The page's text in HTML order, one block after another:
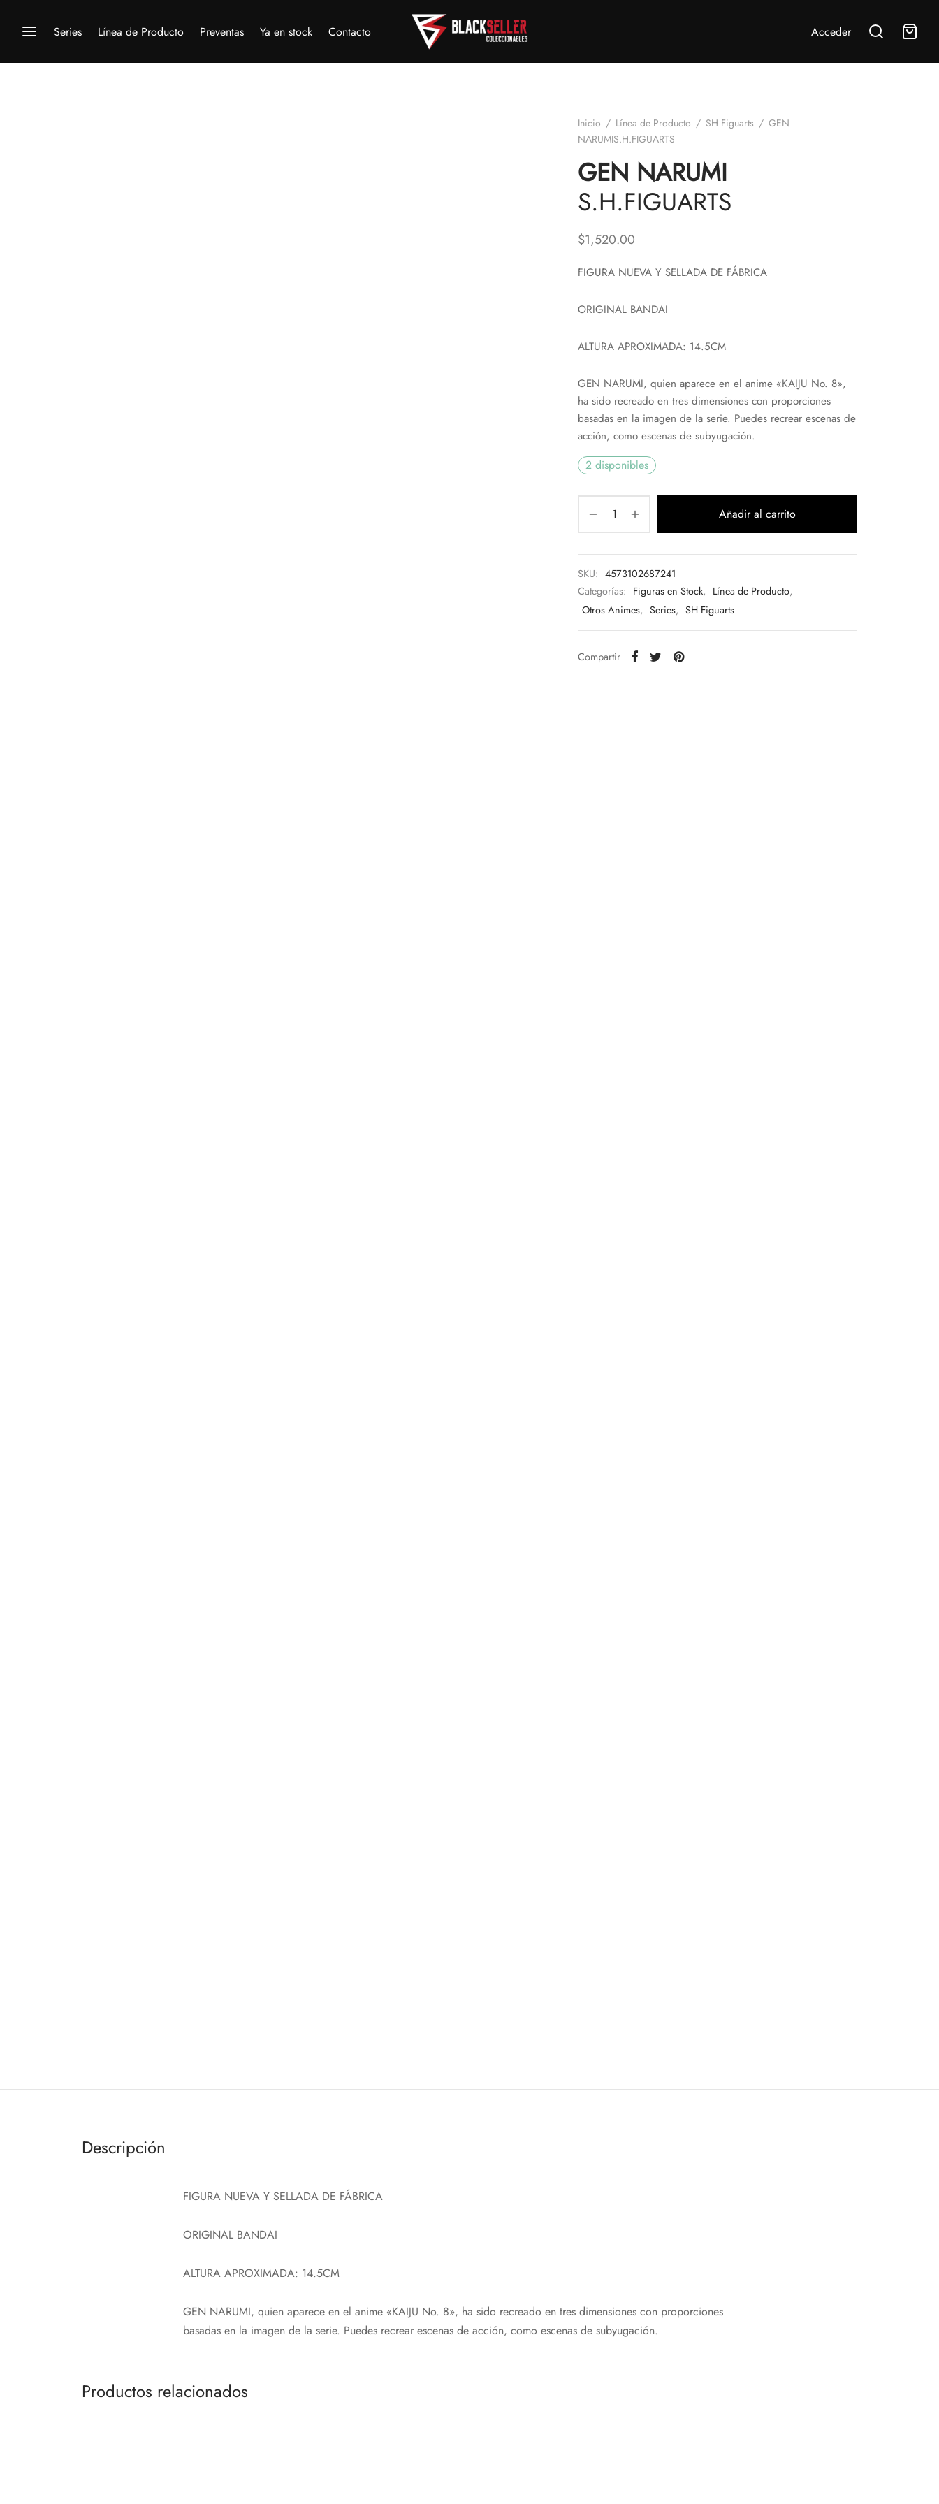
Series Línea de Producto Preventas Ya en stock Contacto Acceder
Inicio / Línea de Producto / SH Figuarts / GEN
NARUMIS.H.FIGUARTS
GEN NARUMI
S.H.FIGUARTS
$1,520.00
FIGURA NUEVA Y SELLADA DE FÁBRICA
ORIGINAL BANDAI
ALTURA APROXIMADA: 14.5CM
GEN NARUMI, quien aparece en el anime «KAIJU No. 8»,
ha sido recreado en tres dimensiones con proporciones
basadas en la imagen de la serie. Puedes recrear escenas de
acción, como escenas de subyugación.
2 disponibles
Añadir al carrito
SKU: 4573102687241
Categorías: Figuras en Stock, Línea de Producto,
Otros Animes, Series, SH Figuarts
Compartir
Descripción
FIGURA NUEVA Y SELLADA DE FÁBRICA
ORIGINAL BANDAI
ALTURA APROXIMADA: 14.5CM
GEN NARUMI, quien aparece en el anime «KAIJU No. 8», ha sido recreado en tres dimensiones con proporciones
basadas en la imagen de la serie. Puedes recrear escenas de acción, como escenas de subyugación.
Productos relacionados